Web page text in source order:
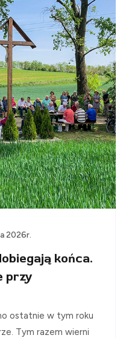
2026r.
końca.
przy
ostatnie w tym roku
Tym razem wierni